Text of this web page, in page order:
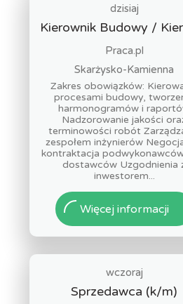
dzisiaj
Praca.pl
Skarżysko-Kamienna
Zakres obowiązków:
procesami budowy,
harmonogramów i
Nadzorowanie jakości
terminowości robót
zespołem inżynierów
kontraktacja
dostawców Uzgodnienia
inwestorem...
Więcej informacji
wczoraj
Sprzedawca (k/m)